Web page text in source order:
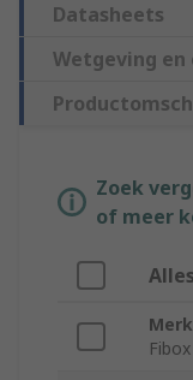
Datasheets
Wetgeving en
Zoek
of meer
Merk
Fibox